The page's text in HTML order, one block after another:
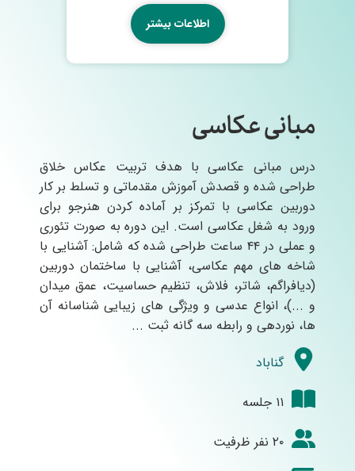
مبانی عکاسی
درس مبانی عکاسی با هدف تربیت عکاس خلاق
طراحی شده و قصدش آموزش مقدماتی و تسلط بر کار
دوربین عکاسی با تمرکز بر آماده کردن هنرجو برای
ورود به شغل عکاسی است. این دوره به صورت تئوری
و عملی در ۴۴ ساعت طراحی شده که شامل: آشنایی با
شاخه های مهم عکاسی، آشنایی با ساختمان دوربین
(دیافراگم، شاتر، فلاش، تنظیم حساسیت، عمق میدان
و ...)، انواع عدسی و ویژگی های زیبایی شناسانه آن
ها، نوردهی و رابطه سه گانه ثبت ...
گناباد
۱۱ جلسه
۲۰ نفر ظرفیت
اطلاعات بیشتر